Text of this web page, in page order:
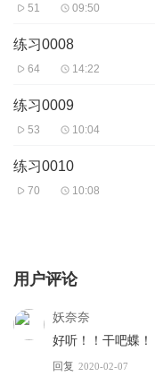
51 09:50
练习0008
64 14:22
练习0009
53 10:04
练习0010
70 10:08
用户评论
妖奈奈
好听！！干吧蝶
回复 2020-02-07